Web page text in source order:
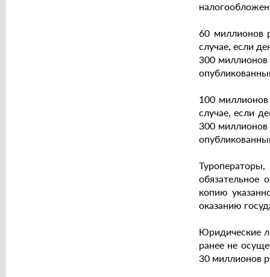
60 миллионов
случае, если
300 миллионов
100
случае, если
300 миллионов
обязательное
копию
оказанию
Юридические
ранее не
30 миллионов